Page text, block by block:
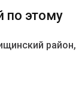
по этому
район,